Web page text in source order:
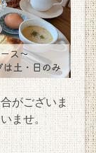
がございま
ませ。